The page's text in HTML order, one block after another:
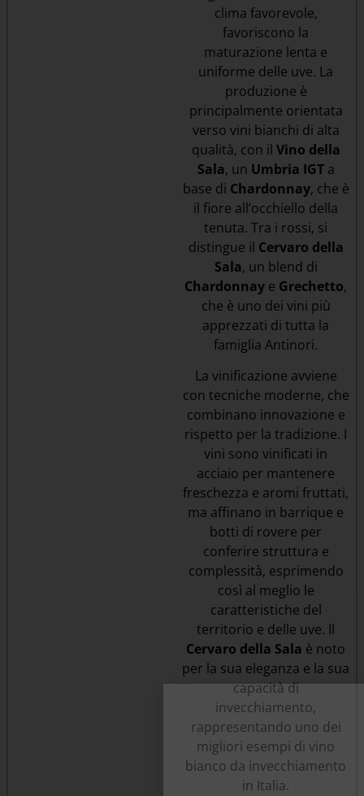
clima favorevole,
favoriscono la
maturazione lenta e
uniforme delle uve. La
produzione è
principalmente orientata
verso vini bianchi di alta
qualità, con il Vino della
Sala, un Umbria IGTa
base di Chardonnay, che è
il fiore all’occhiello della
tenuta. Tra i rossi, si
distingue il Cervaro della
Sala, un blend di
Chardonnay e Grechetto,
che è uno dei vini più
apprezzati di tutta la
famiglia Antinori.
La vinificazione avviene
con tecniche moderne, che
combinano innovazione e
rispetto per la tradizione. I
vini sono vinificati in
acciaio per mantenere
freschezza e aromi fruttati,
ma affinano in barrique e
botti di rovere per
conferire struttura e
complessità, esprimendo
così al meglio le
caratteristiche del
territorio e delle uve. Il
Cervaro della Sala è noto
per la sua eleganza e la sua
capacità di
invecchiamento,
rappresentando uno dei
migliori esempi di vino
bianco da invecchiamento
in Italia.